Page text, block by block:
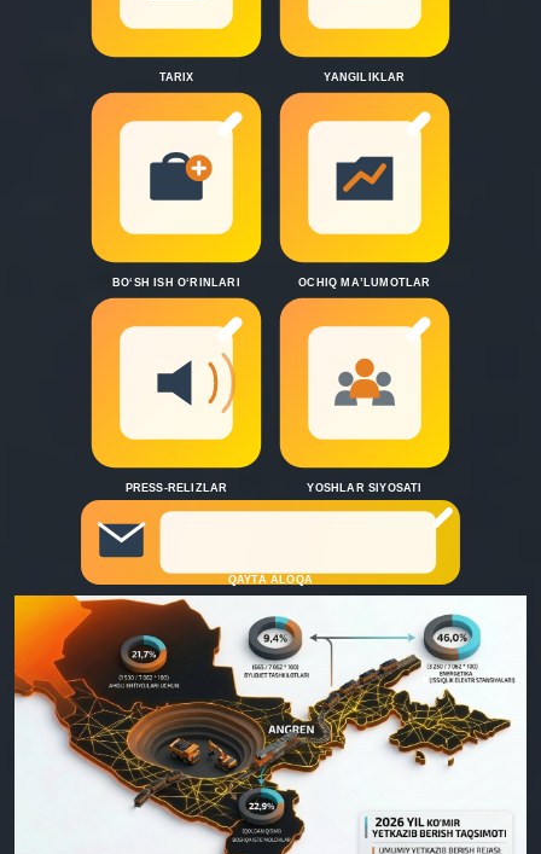
TARIX YANGILIKLAR
BO‘SH ISH O‘RINLARI OCHIQ MA’LUMOTLAR
PRESS-RELIZLAR YOSHLAR SIYOSATI
QAYTA ALOQA